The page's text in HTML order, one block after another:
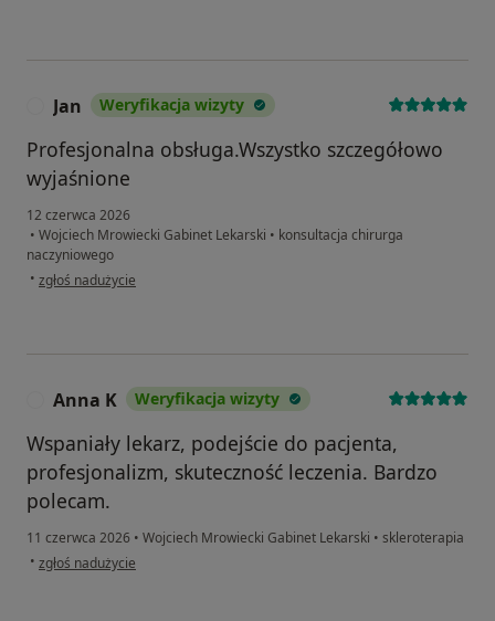
Jan Weryfikacja wizyty
Profesjonalna obsługa.Wszystko szczegółowo
wyjaśnione
12 czerwca 2026
• Wojciech Mrowiecki Gabinet Lekarski • konsultacja chirurga
naczyniowego
• w opinii użytkownika Jan
zgłoś nadużycie
Anna K Weryfikacja wizyty
Wspaniały lekarz, podejście do pacjenta,
profesjonalizm, skuteczność leczenia. Bardzo
polecam.
11 czerwca 2026 • Wojciech Mrowiecki Gabinet Lekarski • skleroterapia
• w opinii użytkownika Anna K
zgłoś nadużycie